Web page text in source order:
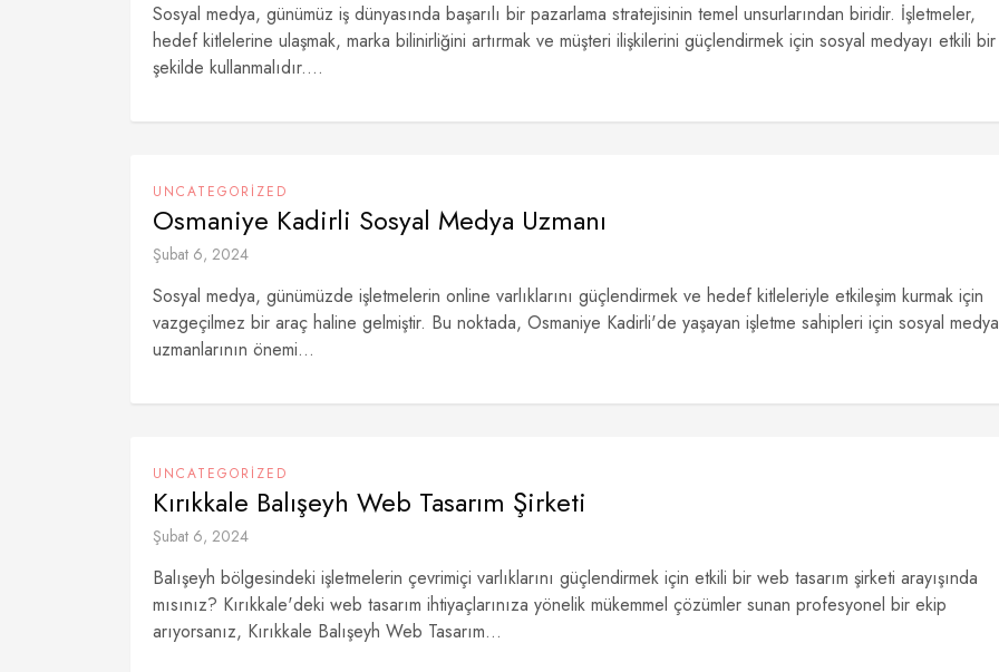
Sosyal medya, günümüz iş dünyasında başarılı bir pazarlama stratejisinin temel unsurlarından biridir. İşletmeler,
hedef kitlelerine ulaşmak, marka bilinirliğini artırmak ve müşteri ilişkilerini güçlendirmek için sosyal medyayı etkili bir
şekilde kullanmalıdır....
UNCATEGORIZED
Osmaniye Kadirli Sosyal Medya Uzmanı
Şubat 6, 2024
Sosyal medya, günümüzde işletmelerin online varlıklarını güçlendirmek ve hedef kitleleriyle etkileşim kurmak için
vazgeçilmez bir araç haline gelmiştir. Bu noktada, Osmaniye Kadirli'de yaşayan işletme sahipleri için sosyal medya
uzmanlarının önemi...
UNCATEGORIZED
Kırıkkale Balışeyh Web Tasarım Şirketi
Şubat 6, 2024
Balışeyh bölgesindeki işletmelerin çevrimiçi varlıklarını güçlendirmek için etkili bir web tasarım şirketi arayışında
mısınız? Kırıkkale'deki web tasarım ihtiyaçlarınıza yönelik mükemmel çözümler sunan profesyonel bir ekip
arıyorsanız, Kırıkkale Balışeyh Web Tasarım...